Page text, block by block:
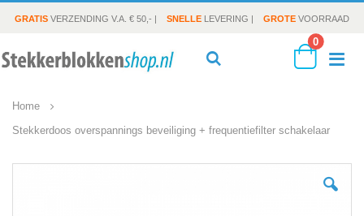
GRATIS VERZENDING V.A. € 50,- | SNELLE LEVERING | GROTE VOORRAAD
Cart
0
Home
Stekkerdoos overspannings beveiliging + frequentiefilter schakelaar